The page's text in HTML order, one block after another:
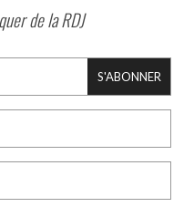
de la RDJ
S'ABONNER